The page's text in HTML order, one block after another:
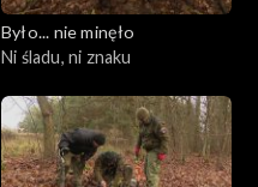
Było... nie minęło
Ni śladu, ni znaku